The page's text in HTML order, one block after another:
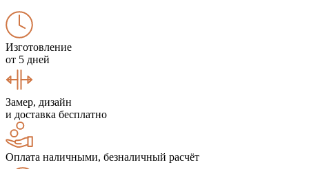
Изготовление
от 5 дней
Замер, дизайн
и доставка бесплатно
Оплата наличными, безналичный расчёт